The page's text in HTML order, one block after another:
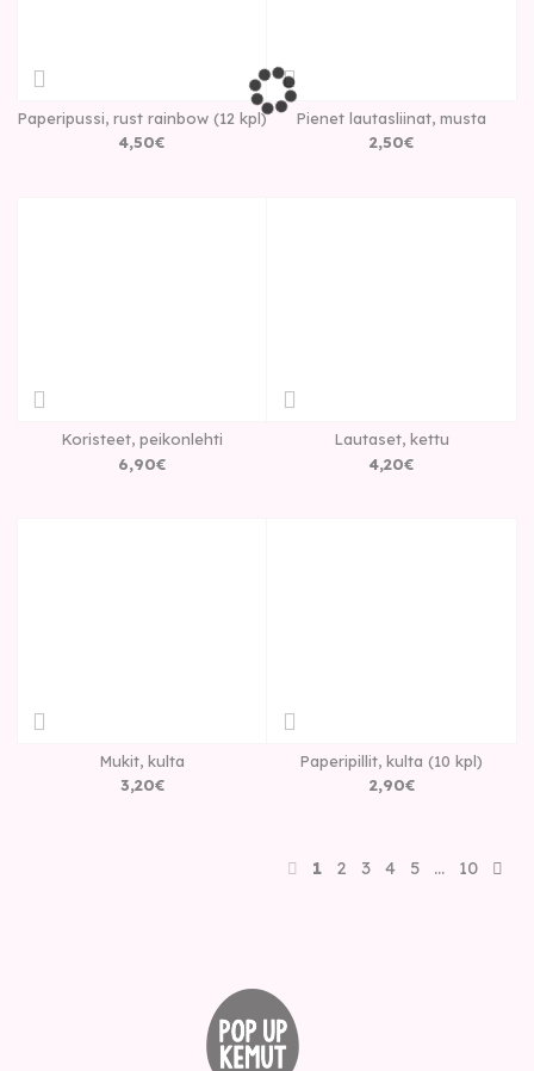
Paperipussi, rust rainbow (12 kpl)
4,50€
Pienet lautasliinat, musta
2,50€
Koristeet, peikonlehti
6,90€
Lautaset, kettu
4,20€
Mukit, kulta
3,20€
Paperipillit, kulta (10 kpl)
2,90€
1 2 3 4 5 … 10